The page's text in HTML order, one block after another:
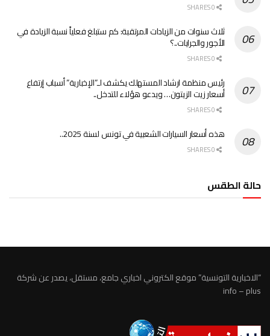
ثلاث سنوات من الزيادات المرتقبة: كم ستبلغ فعلياً نسبة الزيادة في
الأجور والجرايات..؟
رئيس منظمة ارشاد المستهلك يكشف لـ”الإخبارية” أسباب إرتفاع
أسعار زيت الزيتون… ويدعو هؤلاء للتدخل..
هذه أسعار السيارات الشعبية في تونس لسنة 2025..
حالة الطقس
“الاخبارية التونسية” موقع الكتروني اخباري جامع، مستقل، يصدر عن شركة
info – plus